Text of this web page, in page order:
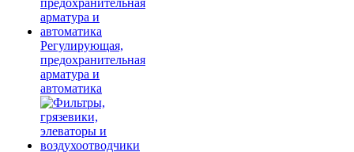
Регулирующая,
предохранительная
арматура и
автоматика